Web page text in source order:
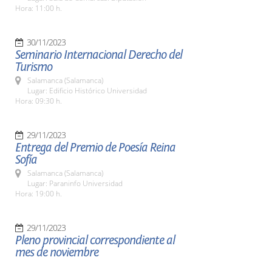
Hora: 11:00 h.
30/11/2023
Seminario Internacional Derecho del
Turismo
Salamanca (Salamanca)
Lugar: Edificio Histórico Universidad
Hora: 09:30 h.
29/11/2023
Entrega del Premio de Poesía Reina
Sofía
Salamanca (Salamanca)
Lugar: Paraninfo Universidad
Hora: 19:00 h.
29/11/2023
Pleno provincial correspondiente al
mes de noviembre